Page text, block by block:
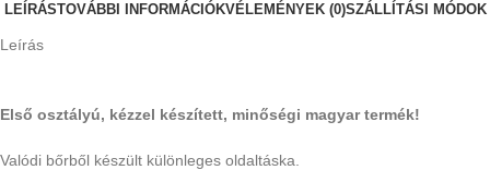
LEÍRÁSTOVÁBBI INFORMÁCIÓKVÉLEMÉNYEK (0)SZÁLLÍTÁSI MÓDOK
Leírás
Első osztályú, kézzel készített, minőségi magyar termék!
Valódi bőrből készült különleges oldaltáska.